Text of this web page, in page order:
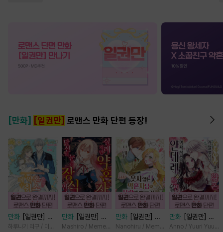
[만화] [일권만] 로맨스 만화 단편 등장!
만화
[일권만] 제
약혼은 취소되었습
하루나기 리구 / 미즈메
만화
[일권만] 실
례지만 약혼자님,
Mashiro / Memeko
만화
[일권만] 웃
지 않는 약혼자님
Nanohiru / Memeko
만화
[일권만] 왕
태자님과의 약혼을
Anno / Yuuri